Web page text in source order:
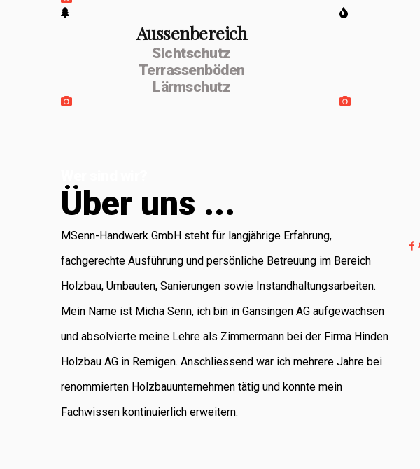
Aussenbereich
Sichtschutz
Terrassenböden
Lärmschutz
Über uns ...
MSenn-Handwerk GmbH steht für langjährige Erfahrung,
fachgerechte Ausführung und persönliche Betreuung im Bereich
Holzbau, Umbauten, Sanierungen sowie Instandhaltungsarbeiten.
Mein Name ist Micha Senn, ich bin in Gansingen AG aufgewachsen
und absolvierte meine Lehre als Zimmermann bei der Firma Hinden
Holzbau AG in Remigen. Anschliessend war ich mehrere Jahre bei
renommierten Holzbauunternehmen tätig und konnte mein
Fachwissen kontinuierlich erweitern.
Monika Dettling-
und Buchhaltung
verantwortlich ist.
Als regional
verankertes
Unternehmen
grossen Wert auf
Zuverlässigkeit